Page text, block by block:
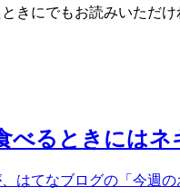
きにでもお読みいただけ
べるときにはネ
はてなブログの「今週